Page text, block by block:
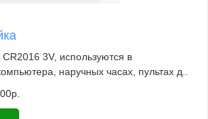
3V, используются в
наручных часах, пультах д..